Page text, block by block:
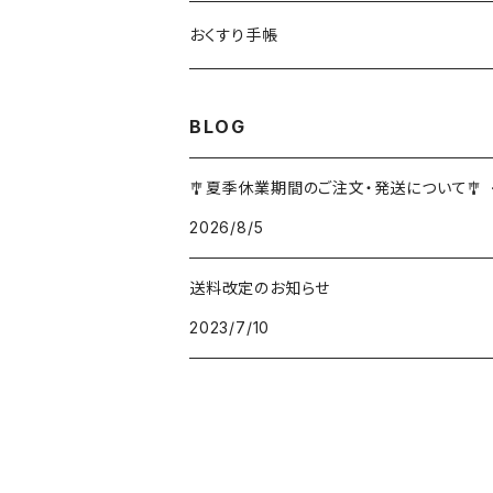
おくすり手帳
BLOG
🎐夏季休業期間のご注文・発送について🎐
2026/8/5
送料改定のお知らせ
2023/7/10